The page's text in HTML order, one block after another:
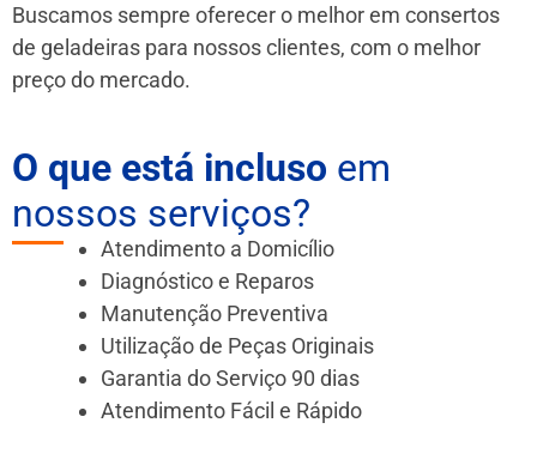
Buscamos sempre oferecer o melhor em consertos
de geladeiras para nossos clientes, com o melhor
preço do mercado.
O que está incluso em
nossos serviços?
Atendimento a Domicílio
Diagnóstico e Reparos
Manutenção Preventiva
Utilização de Peças Originais
Garantia do Serviço 90 dias
Atendimento Fácil e Rápido